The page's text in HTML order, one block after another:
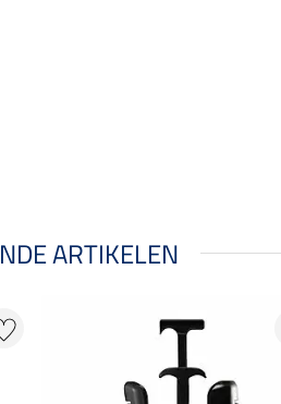
ARTIKELEN